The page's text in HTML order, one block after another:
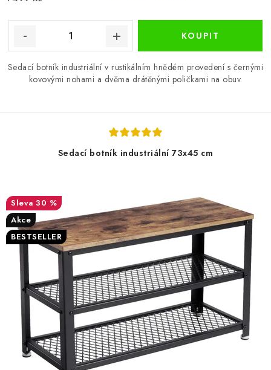
Sedací botník industriální v rustikálním hnědém provedení s černými
kovovými nohami a dvěma drátěnými poličkami na obuv.
Sedací botník industriální 73x45 cm
30 %
Akce
BESTSELLER